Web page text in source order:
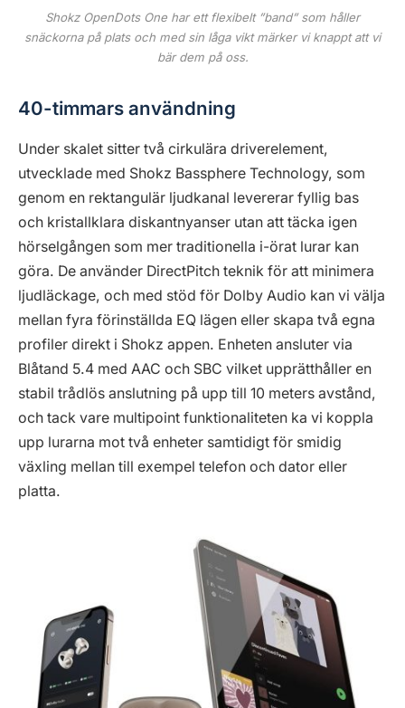
Shokz OpenDots One har ett flexibelt ”band” som håller
snäckorna på plats och med sin låga vikt märker vi knappt att vi
bär dem på oss.
40-timmars användning
Under skalet sitter två cirkulära driverelement,
utvecklade med Shokz Bassphere Technology, som
genom en rektangulär ljudkanal levererar fyllig bas
och kristallklara diskantnyanser utan att täcka igen
hörselgången som mer traditionella i-örat lurar kan
göra. De använder DirectPitch teknik för att minimera
ljudläckage, och med stöd för Dolby Audio kan vi välja
mellan fyra förinställda EQ lägen eller skapa två egna
profiler direkt i Shokz appen. Enheten ansluter via
Blåtand 5.4 med AAC och SBC vilket upprätthåller en
stabil trådlös anslutning på upp till 10 meters avstånd,
och tack vare multipoint funktionaliteten ka vi koppla
upp lurarna mot två enheter samtidigt för smidig
växling mellan till exempel telefon och dator eller
platta.